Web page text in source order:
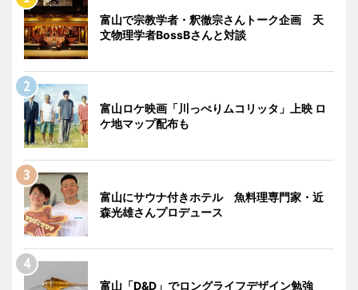
富山で宗教学者・釈徹宗さんトーク企画 天
文物理学者BossBさんと対談
富山ロケ映画「川っぺりムコリッタ」上映 ロ
ケ地マップ配布も
富山にサウナ付きホテル 魚料理専門家・近
森光雄さんプロデュース
富山「D&D」でロングライフデザイン勉強